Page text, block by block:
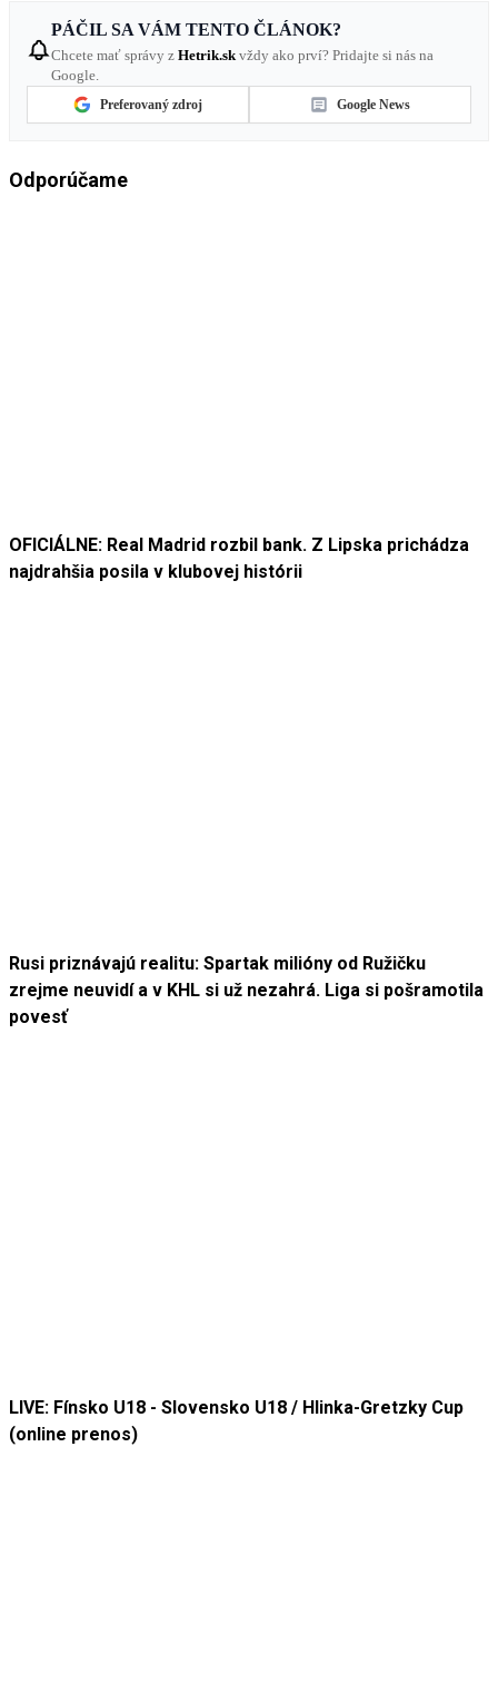
PÁČIL SA VÁM TENTO ČLÁNOK?
Chcete mať správy z Hetrik.skvždy ako prví? Pridajte si nás na
Google.
Preferovaný zdroj Google News
Odporúčame
OFICIÁLNE: Real Madrid rozbil bank. Z Lipska prichádza
najdrahšia posila v klubovej histórii
Rusi priznávajú realitu: Spartak milióny od Ružičku
zrejme neuvidí a v KHL si už nezahrá. Liga si pošramotila
povesť
LIVE: Fínsko U18 - Slovensko U18 / Hlinka-Gretzky Cup
(online prenos)